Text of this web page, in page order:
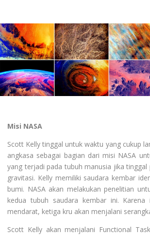
Misi NASA
Scott Kelly tinggal untuk waktu yang cukup
angkasa sebagai bagian dari misi NASA
yang terjadi pada tubuh manusia jika
gravitasi. Kelly memiliki saudara kembar
bumi. NASA akan melakukan penelitian
kedua tubuh saudara kembar ini. Karena
mendarat, ketiga kru akan menjalani
Scott Kelly akan menjalani Functional